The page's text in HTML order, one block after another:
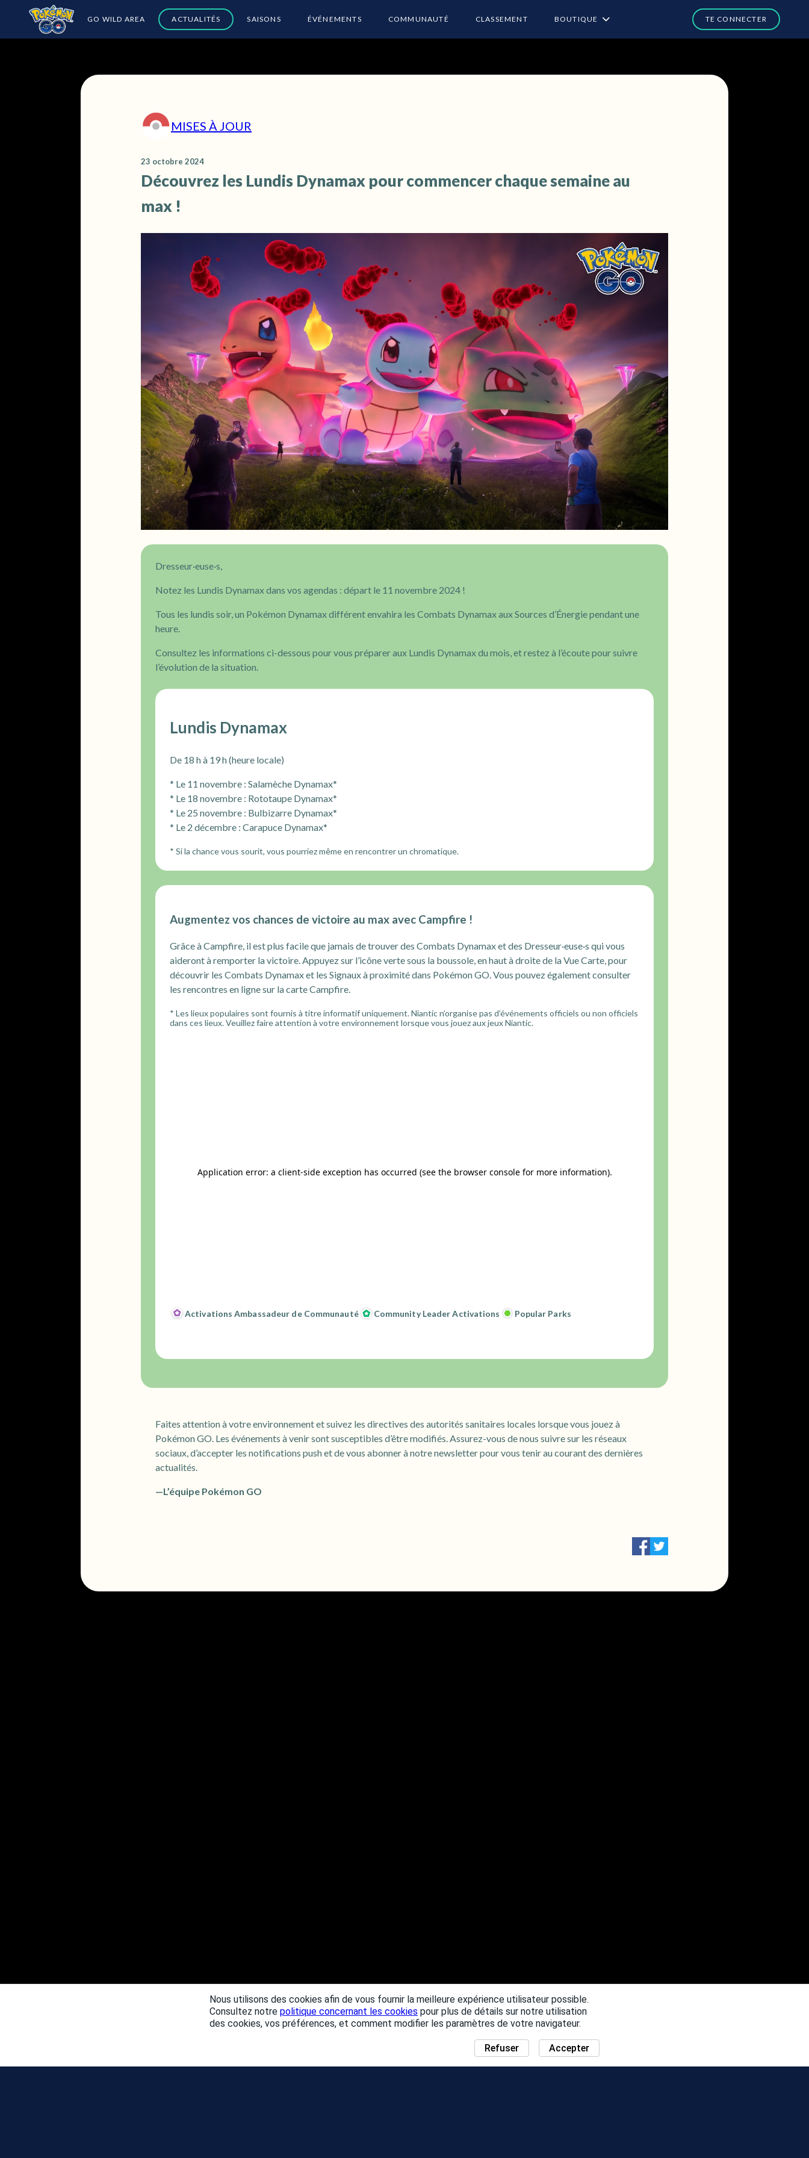
GO WILD AREA ACTUALITÉS SAISONS ÉVÉNEMENTS COMMUNAUTÉ CLASSEMENT BOUTIQUE
MISES À JOUR
23 octobre 2024
Découvrez les Lundis Dynamax pour commencer chaque semaine au
max !
Dresseur·euse·s,
Notez les Lundis Dynamax dans vos agendas : départ le 11 novembre 2024 !
Tous les lundis soir, un Pokémon Dynamax différent envahira les Combats Dynamax aux Sources d’Énergie pendant une
heure.
Consultez les informations ci-dessous pour vous préparer aux Lundis Dynamax du mois, et restez à l’écoute pour suivre
l’évolution de la situation.
Lundis Dynamax
De 18 h à 19 h (heure locale)
* Le 11 novembre : Salamèche Dynamax*
* Le 18 novembre : Rototaupe Dynamax*
* Le 25 novembre : Bulbizarre Dynamax*
* Le 2 décembre : Carapuce Dynamax*
* Si la chance vous sourit, vous pourriez même en rencontrer un chromatique.
Augmentez vos chances de victoire au max avec Campfire !
Grâce à Campfire, il est plus facile que jamais de trouver des Combats Dynamax et des Dresseur·euse·s qui vous
aideront à remporter la victoire. Appuyez sur l’icône verte sous la boussole, en haut à droite de la Vue Carte, pour
découvrir les Combats Dynamax et les Signaux à proximité dans Pokémon GO. Vous pouvez également consulter
les rencontres en ligne sur la carte Campfire.
* Les lieux populaires sont fournis à titre informatif uniquement. Niantic n’organise pas d’événements officiels ou non officiels
dans ces lieux. Veuillez faire attention à votre environnement lorsque vous jouez aux jeux Niantic.
Activations Ambassadeur de Communauté Community Leader Activations Popular Parks
Faites attention à votre environnement et suivez les directives des autorités sanitaires locales lorsque vous jouez à
Pokémon GO. Les événements à venir sont susceptibles d’être modifiés. Assurez-vous de nous suivre sur les réseaux
sociaux, d’accepter les notifications push et de vous abonner à notre newsletter pour vous tenir au courant des dernières
actualités.
—L’équipe Pokémon GO
Nous utilisons des cookies afin de vous fournir la meilleure expérience utilisateur possible.
Consultez notre politique concernant les cookies pour plus de détails sur notre utilisation
des cookies, vos préférences, et comment modifier les paramètres de votre navigateur.
Accepter
Refuser